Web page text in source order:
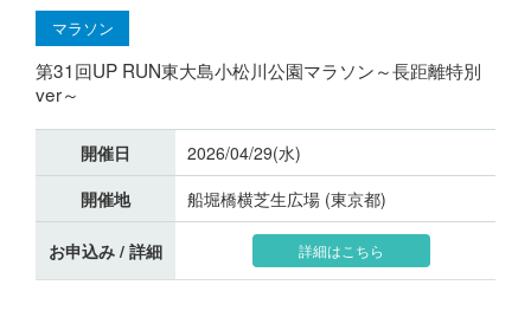
マラソン
第31回UP RUN東大島小松川公園マラソン～長距離特別
ver～
開催日
2026/04/29(水)
開催地
船堀橋横芝生広場 (東京都)
お申込み / 詳細 詳細はこちら